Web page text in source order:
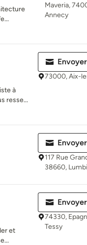
Maveria,
Annecy
à
resse...
73000, Aix-
117 Rue
38660,
et
74330,
Tessy